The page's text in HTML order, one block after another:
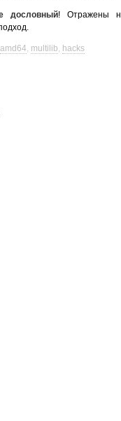
дословный! Отражены
amd64, multilib, hacks